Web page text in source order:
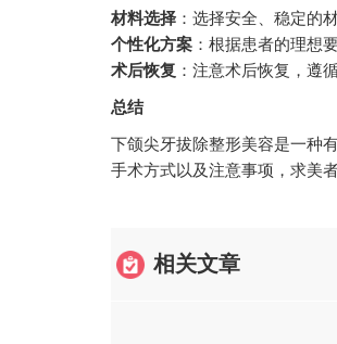
材料选择 ：选择安全、稳定的
个性化方案 ：根据患者的理想
术后恢复 ：注意术后恢复，遵
总结
下颌尖牙拔除整形美容是一种
手术方式以及注意事项，求美
相关文章